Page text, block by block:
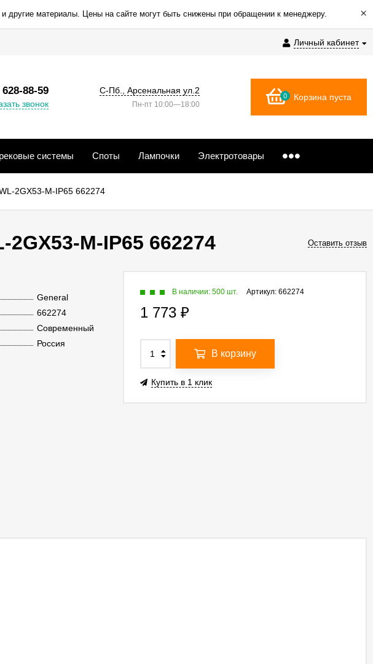
материалы. Цены на сайте могут быть снижены при обращении к менеджеру. ×
Личный кабинет
88-59
звонок
С-Пб., Арсенальная ул.2
Пн-пт 10:00—18:00
0 Корзина пуста
системы Споты Лампочки Электротовары
2GX53-M-IP65 662274
M-IP65 662274 Оставить отзыв
General
662274
Современный
Россия
Артикул: 662274
В наличии: 500 шт.
1 773 ₽
В корзину
Купить в 1 клик